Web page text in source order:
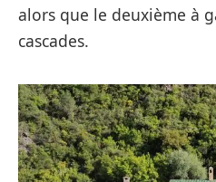
alors que le deuxième à
cascades.